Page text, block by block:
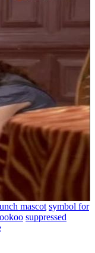
mascot symbol for
suppressed